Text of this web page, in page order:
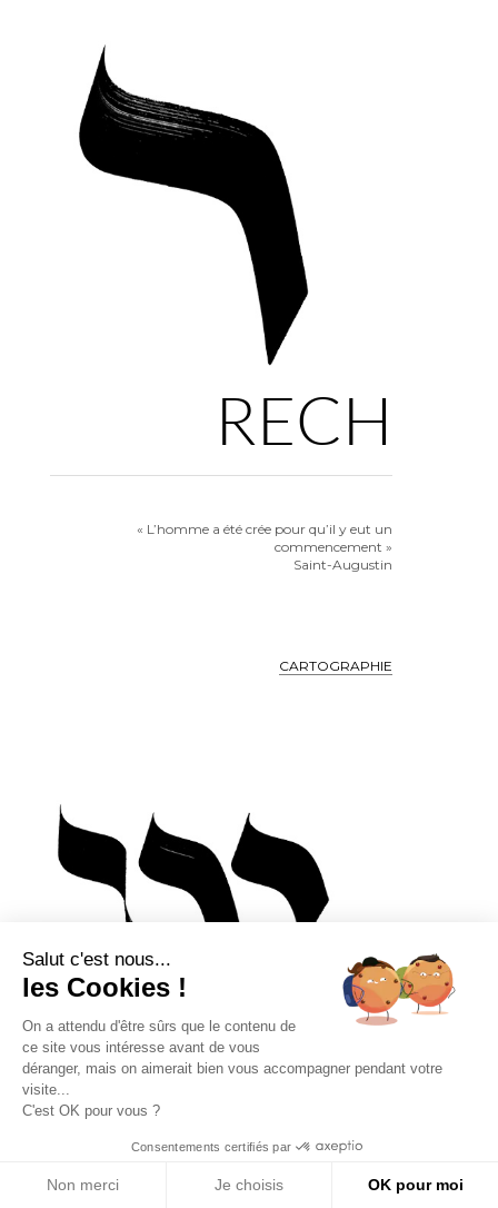
RECH
« L’homme a été crée pour qu’il y eut un
commencement »
Saint-Augustin
CARTOGRAPHIE
SHIN
Salut c'est nous...
les Cookies !
On a attendu d'être sûrs que le contenu de
ce site vous intéresse avant de vous
déranger, mais on aimerait bien vous accompagner pendant votre
visite...
C'est OK pour vous ?
Consentements certifiés par
Non merci Je choisis OK pour moi